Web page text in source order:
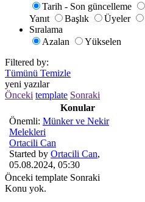
Tarih - Son güncelleme
Yanıt
Başlık Üyeler
Sıralama
Azalan
Yükselen
Filtered by:
Tümünü Temizle
yeni yazılar
Önceki template Sonraki
Konular
Önemli: Münker ve Nekir
Melekleri
Ortacili Can
Started by Ortacili Can,
05.08.2024, 05:30
Önceki template Sonraki
Konu yok.